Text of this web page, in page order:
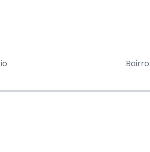
Bairro